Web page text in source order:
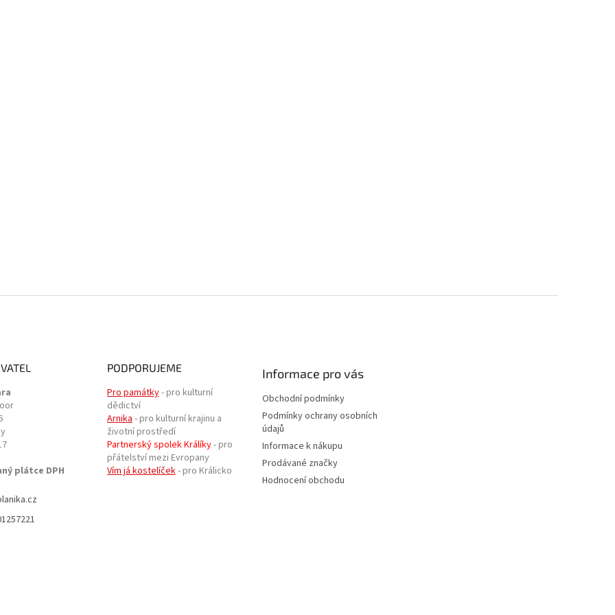
plátce DPH
PODPORUJEME
Pro památky- pro kulturní
dědictví
Arnika - pro kulturní krajinu a
životní prostředí
Partnerský spolek Králíky- pro
přátelství mezi Evropany
Vím já kostelíček- pro Králicko
Informace pro vás
Obchodní podmínky
Podmínky ochrany osobních
údajů
Informace k nákupu
Prodávané značky
Hodnocení obchodu